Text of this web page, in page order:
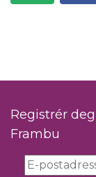
Registrér
Frambu